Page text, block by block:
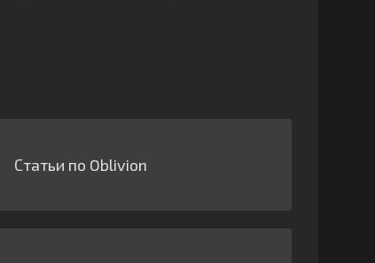
Статьи по Oblivion